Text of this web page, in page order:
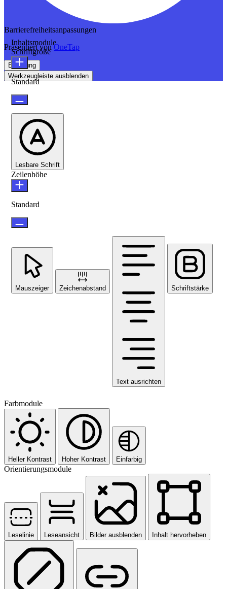
Barrierefreiheitsanpassungen
Präsentiert vonOneTap
Erklärung
Werkzeugleiste ausblenden
Inhaltsmodule
Schriftgröße
Standard
Lesbare Schrift
Zeilenhöhe
Standard
Mauszeiger Zeichenabstand
Text ausrichten
Schriftstärke
Farbmodule
Heller Kontrast Hoher Kontrast Einfarbig
Orientierungsmodule
Leselinie Leseansicht Bilder ausblenden Inhalt hervorheben